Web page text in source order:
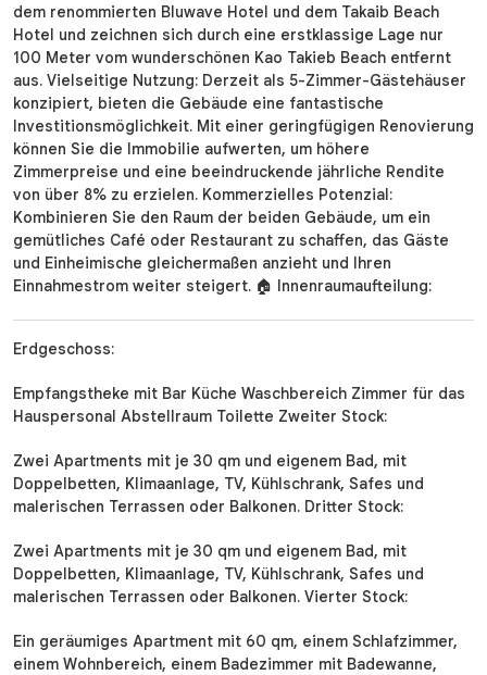
dem renommierten Bluwave Hotel und dem Takaib Beach
Hotel und zeichnen sich durch eine erstklassige Lage nur
100 Meter vom wunderschönen Kao Takieb Beach entfernt
aus. Vielseitige Nutzung: Derzeit als 5-Zimmer-Gästehäuser
konzipiert, bieten die Gebäude eine fantastische
Investitionsmöglichkeit. Mit einer geringfügigen Renovierung
können Sie die Immobilie aufwerten, um höhere
Zimmerpreise und eine beeindruckende jährliche Rendite
von über 8% zu erzielen. Kommerzielles Potenzial:
Kombinieren Sie den Raum der beiden Gebäude, um ein
gemütliches Café oder Restaurant zu schaffen, das Gäste
und Einheimische gleichermaßen anzieht und Ihren
Einnahmestrom weiter steigert. 🏠 Innenraumaufteilung:
Erdgeschoss:
Empfangstheke mit Bar Küche Waschbereich Zimmer für das
Hauspersonal Abstellraum Toilette Zweiter Stock:
Zwei Apartments mit je 30 qm und eigenem Bad, mit
Doppelbetten, Klimaanlage, TV, Kühlschrank, Safes und
malerischen Terrassen oder Balkonen. Dritter Stock:
Zwei Apartments mit je 30 qm und eigenem Bad, mit
Doppelbetten, Klimaanlage, TV, Kühlschrank, Safes und
malerischen Terrassen oder Balkonen. Vierter Stock:
Ein geräumiges Apartment mit 60 qm, einem Schlafzimmer,
einem Wohnbereich, einem Badezimmer mit Badewanne,